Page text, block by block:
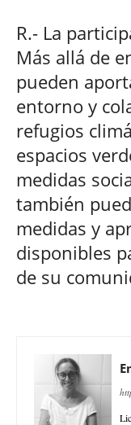
R.- La
Más allá de
pueden
entorno y
refugios
espacios
medidas
también
medidas y
disponibles
de su